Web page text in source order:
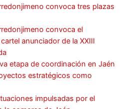
convoca tres plazas
convoca el
anunciador de la XXIII
etapa de coordinación en Jaén
estratégicos como
impulsadas por el